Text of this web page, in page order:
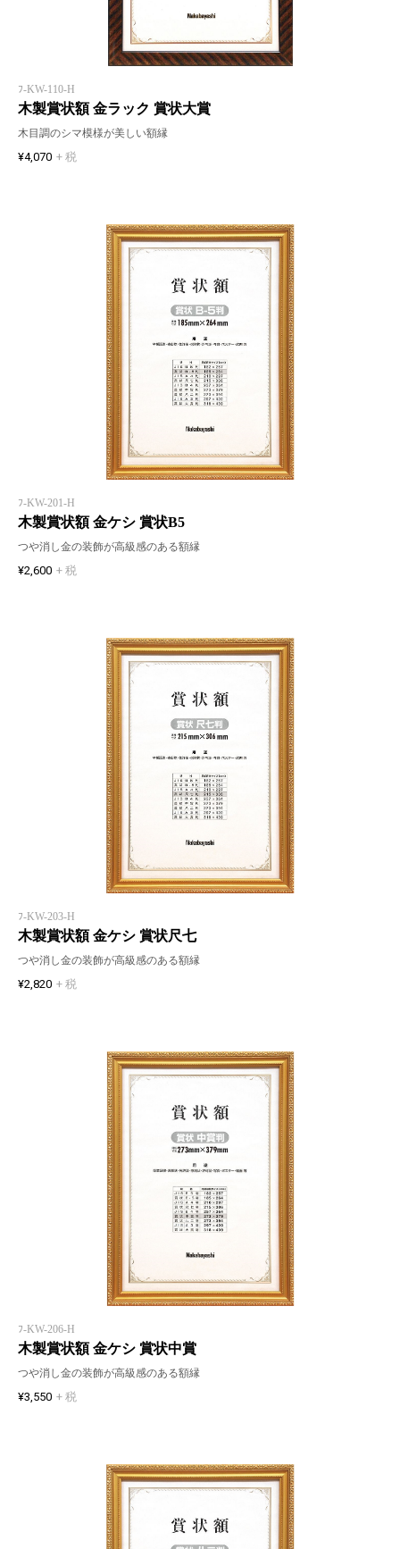
ﾌ-KW-110-H
木製賞状額 金ラック 賞状大賞
木目調のシマ模様が美しい額縁
¥4,070 + 税
ﾌ-KW-201-H
木製賞状額 金ケシ 賞状B5
つや消し金の装飾が高級感のある額縁
¥2,600 + 税
ﾌ-KW-203-H
木製賞状額 金ケシ 賞状尺七
つや消し金の装飾が高級感のある額縁
¥2,820 + 税
ﾌ-KW-206-H
木製賞状額 金ケシ 賞状中賞
つや消し金の装飾が高級感のある額縁
¥3,550 + 税